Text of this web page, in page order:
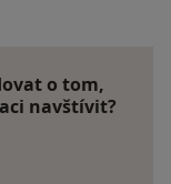
o tom,
navštívit?